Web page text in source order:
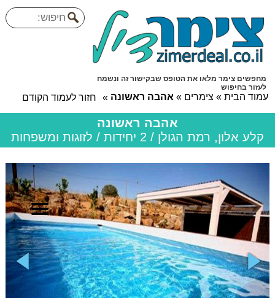
מחפשים צימר מלאו את הטופס שבקישור זה ונשמח
לעזור בחיפוש
עמוד הבית » צימרים » אהבה ראשונה » חזור לעמוד הקודם
אהבה ראשונה
קלע אלון, רמת הגולן / 2 יחידות / לזוגות ומשפחות